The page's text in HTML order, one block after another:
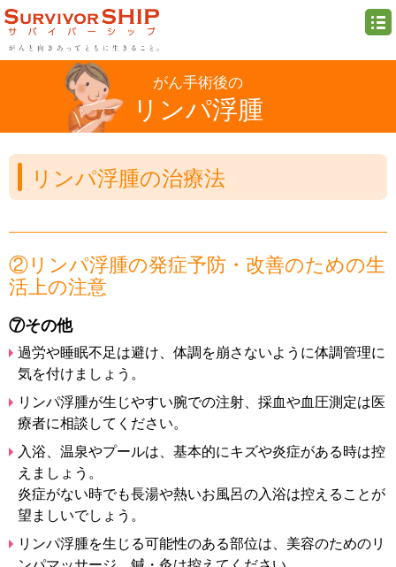
がん手術後の
リンパ浮腫
リンパ浮腫の治療法
②リンパ浮腫の発症予防・改善のための生
活上の注意
⑦その他
過労や睡眠不足は避け、体調を崩さないように体調管理に
気を付けましょう。
リンパ浮腫が生じやすい腕での注射、採血や血圧測定は医
療者に相談してください。
入浴、温泉やプールは、基本的にキズや炎症がある時は控
えましょう。
炎症がない時でも長湯や熱いお風呂の入浴は控えることが
望ましいでしょう。
リンパ浮腫を生じる可能性のある部位は、美容のためのリ